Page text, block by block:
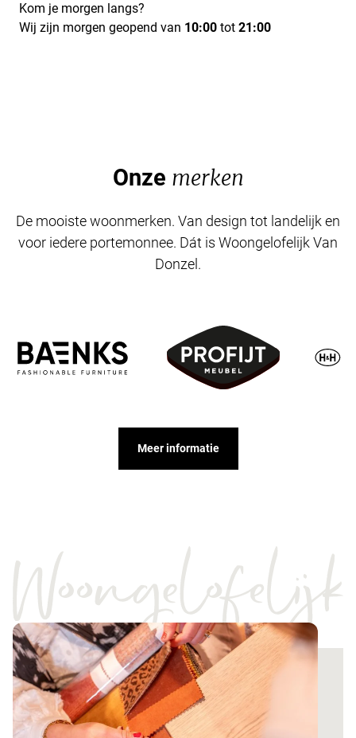
Kom je morgen langs?
Wij zijn morgen geopend van 10:00 tot 21:00
Onze merken
De mooiste woonmerken. Van design tot landelijk en
voor iedere portemonnee. Dát is Woongelofelijk Van
Donzel.
Meer informatie